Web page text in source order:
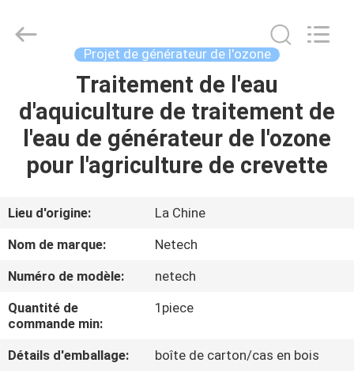
MAISON
PRODUITS
AU
SUJET
DE
NOUS
VISITE
D'USINE
Guangzhou OSUNSHINE Environmental Technology Co., Ltd.
Projet de générateur de l'ozone
Traitement de l'eau
d'aquiculture de traitement de
l'eau de générateur de l'ozone
pour l'agriculture de crevette
Lieu d'origine:
La Chine
Nom de marque:
Netech
Numéro de modèle:
netech
Quantité de
commande min:
1piece
Détails d'emballage:
boîte de carton/cas en bois